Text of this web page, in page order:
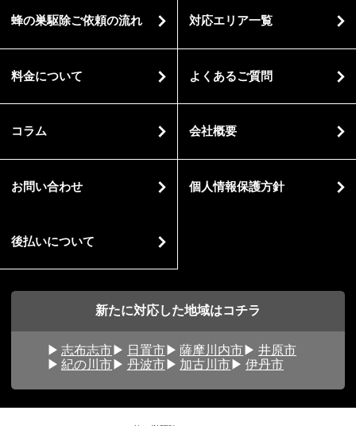
蜂の巣駆除ご依頼の流れ 対応エリア一覧
料金について よくあるご質問
コラム 会社概要
お問い合わせ 個人情報保護方針
後払いについて
新たに対応した地域はコチラ
志布志市 日置市 薩摩川内市
井原市
紀の川市
丹波市 加古川市 伊丹市